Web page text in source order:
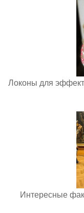
Локоны для
Интересные